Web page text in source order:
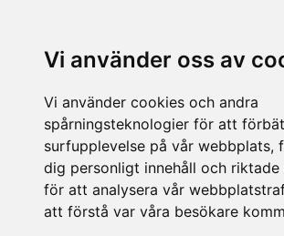
Vi använder oss av
Vi använder cookies och andra
spårningsteknologier för att
surfupplevelse på vår webbplats,
dig personligt innehåll och riktade
för att analysera vår
att förstå var våra besökare